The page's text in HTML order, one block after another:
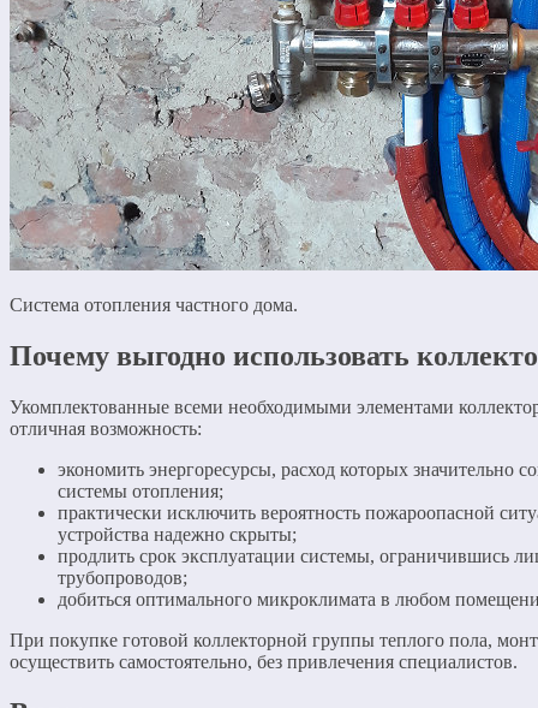
Система отопления частного дома.
Почему выгодно использовать
Укомплектованные всеми необходимыми элементами
отличная возможность:
экономить энергоресурсы, расход которых значительно
системы отопления;
практически исключить вероятность пожароопасной
устройства надежно скрыты;
продлить срок эксплуатации системы, ограничившись
трубопроводов;
добиться оптимального микроклимата в любом
При покупке готовой коллекторной группы теплого пола,
осуществить самостоятельно, без привлечения специалистов.